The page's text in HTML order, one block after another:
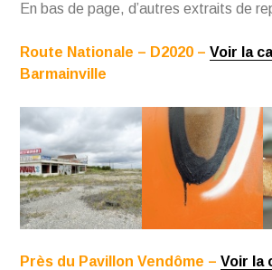
En bas de page, d’autres extraits de
Route Nationale – D2020 –Voir la
Barmainville
Près du Pavillon Vendôme –Voir la